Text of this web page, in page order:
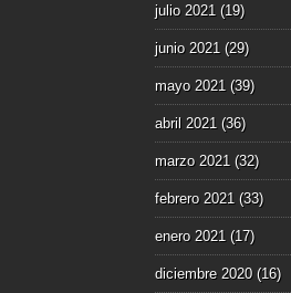
julio 2021 (19)
junio 2021 (29)
mayo 2021 (39)
abril 2021 (36)
marzo 2021 (32)
febrero 2021 (33)
enero 2021 (17)
diciembre 2020(16)